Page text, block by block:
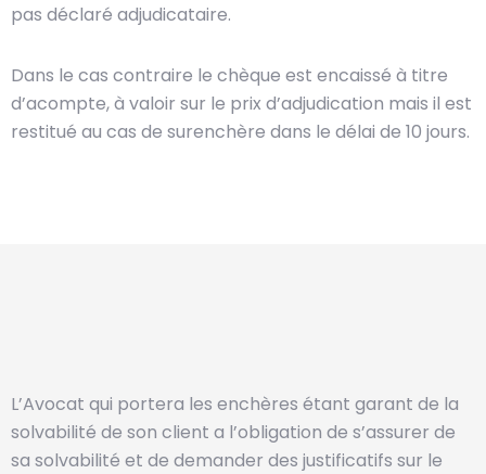
pas déclaré adjudicataire.
Dans le cas contraire le chèque est encaissé à titre
d’acompte, à valoir sur le prix d’adjudication mais il est
restitué au cas de surenchère dans le délai de 10 jours.
L’Avocat qui portera les enchères étant garant de la
solvabilité de son client a l’obligation de s’assurer de
sa solvabilité et de demander des justificatifs sur le